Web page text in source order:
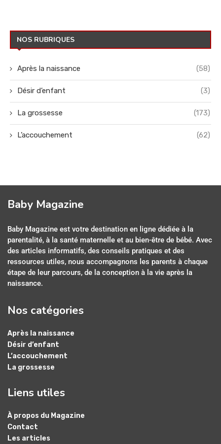
NOS RUBRIQUES
Après la naissance (58)
Désir d’enfant (3)
La grossesse (173)
L’accouchement (62)
Baby Magazine
Baby Magazine est votre destination en ligne dédiée à la
parentalité, à la santé maternelle et au bien-être de bébé. Avec
des articles informatifs, des conseils pratiques et des
ressources utiles, nous accompagnons les parents à chaque
étape de leur parcours, de la conception à la vie après la
naissance.
Nos catégories
Après la naissance
Désir d’enfant
L’accouchement
La grossesse
Liens utiles
À propos du Magazine
Contact
Les articles